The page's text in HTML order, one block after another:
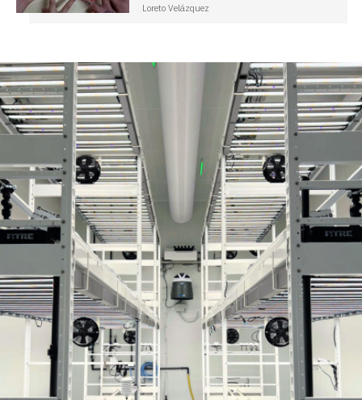
Loreto Velázquez